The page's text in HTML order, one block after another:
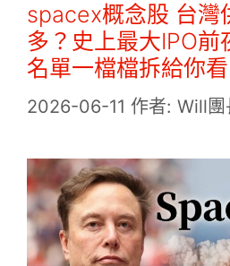
spacex概念股 台灣
多？史上最大IPO前
名單一檔檔拆給你看
2026-06-11 作者: Will團